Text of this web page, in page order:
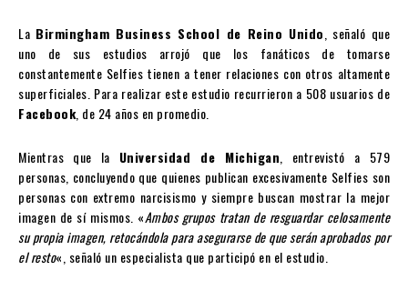
La Birmingham Business School de Reino Unido , señaló que
uno de sus estudios arrojó que los fanáticos de tomarse
constantemente Selfies tienen a tener relaciones con otros altamente
superficiales. Para realizar este estudio recurrieron a 508 usuarios de
Facebook, de 24 años en promedio.
Mientras que la Universidad de Michigan , entrevistó a 579
personas, concluyendo que quienes publican excesivamente Selfies son
personas con extremo narcisismo y siempre buscan mostrar la mejor
imagen de sí mismos. «Ambos grupos tratan de resguardar celosamente
su propia imagen, retocándola para asegurarse de que serán aprobados por
el resto«, señaló un especialista que participó en el estudio.